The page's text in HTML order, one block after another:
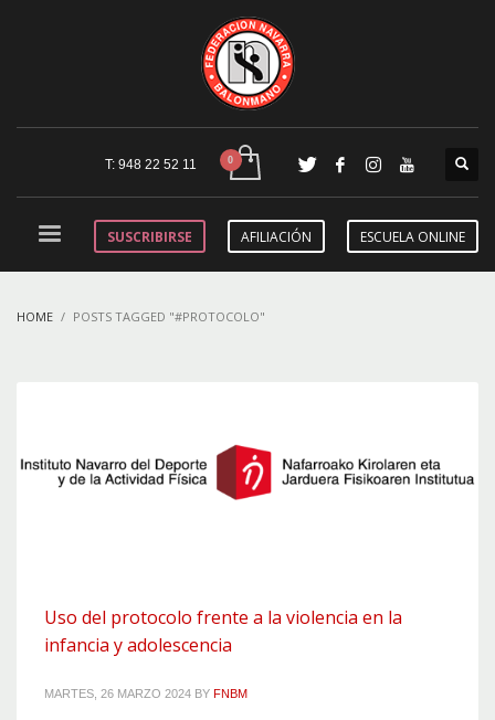
T: 948 22 52 11
SUSCRIBIRSE AFILIACIÓN ESCUELA ONLINE
HOME POSTS TAGGED "#PROTOCOLO"
Uso del protocolo frente a la violencia en la
infancia y adolescencia
MARTES, 26 MARZO 2024 BY FNBM